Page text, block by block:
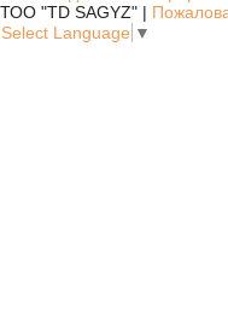
ТОО "TD SAGYZ" |
Select Language ▼